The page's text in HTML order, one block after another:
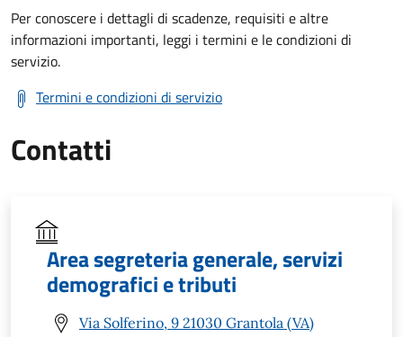
Per conoscere i dettagli di scadenze, requisiti e altre
informazioni importanti, leggi i termini e le condizioni di
servizio.
Termini e condizioni di servizio
Contatti
Area segreteria generale, servizi
demografici e tributi
Via Solferino, 9 21030 Grantola (VA)